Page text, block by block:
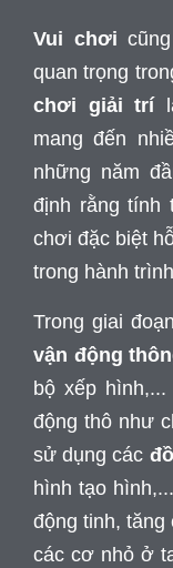
Vui chơi
quan trọng
chơi giải trí
mang đến
những năm
định rằng tính
chơi đặc biệt
trong hành
Trong giai
vận động
bộ xếp
động thô như
sử dụng các
hình tạo
động tinh,
các cơ nhỏ ở